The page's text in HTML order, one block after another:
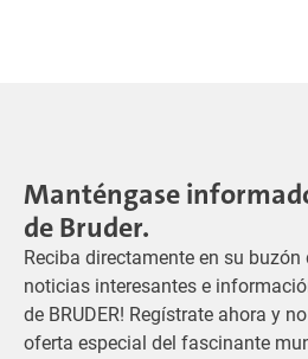
Manténgase
de Bruder.
Reciba directamente en su
noticias interesantes e
de BRUDER! Regístrate ahora y
oferta especial del fascinante